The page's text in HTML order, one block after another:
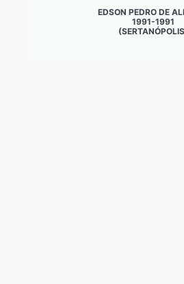
EDSON PEDRO DE
1991-1991